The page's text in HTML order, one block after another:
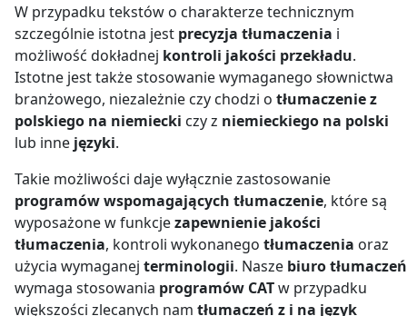
W przypadku tekstów o charakterze technicznym
szczególnie istotna jest precyzja tłumaczenia i
możliwość dokładnej kontroli jakości przekładu.
Istotne jest także stosowanie wymaganego słownictwa
branżowego, niezależnie czy chodzi o tłumaczenie z
polskiego na niemiecki czy z niemieckiego na polski
lub inne języki.
Takie możliwości daje wyłącznie zastosowanie
programów wspomagających tłumaczenie, które są
wyposażone w funkcjezapewnienie jakości
tłumaczenia, kontroli wykonanego tłumaczenia oraz
użycia wymaganej terminologii. Nasze biuro tłumaczeń
wymaga stosowania programów CATw przypadku
większości zlecanych nam tłumaczeń z i na język